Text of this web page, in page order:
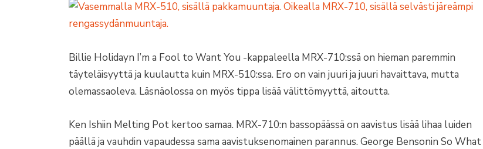
Billie Holidayn I’m a Fool to Want You -kappaleella MRX-710:ssä on hieman paremmin
täyteläisyyttä ja kuulautta kuin MRX-510:ssa. Ero on vain juuri ja juuri havaittava, mutta
olemassaoleva. Läsnäolossa on myös tippa lisää välittömyyttä, aitoutta.
Ken Ishiin Melting Pot kertoo samaa. MRX-710:n bassopäässä on aavistus lisää lihaa luiden
päällä ja vauhdin vapaudessa sama aavistuksenomainen parannus. George Bensonin So What